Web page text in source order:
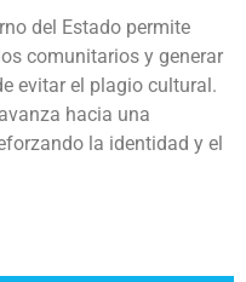
del Estado permite
comunitarios y generar
evitar el plagio cultural.
hacia una
la identidad y el